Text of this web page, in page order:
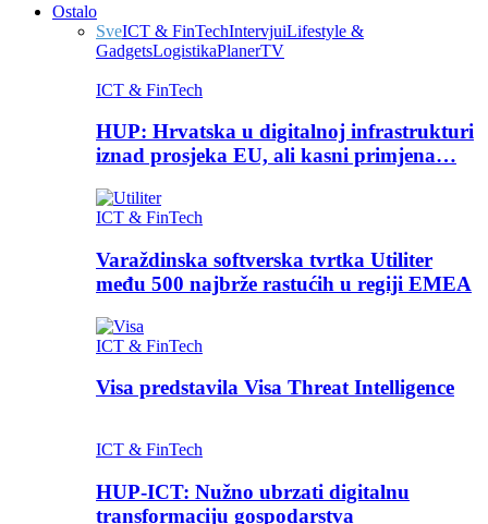
Ostalo
SveICT & FinTechIntervjuiLifestyle &
GadgetsLogistikaPlanerTV
ICT & FinTech
HUP: Hrvatska u digitalnoj infrastrukturi
iznad prosjeka EU, ali kasni primjena…
ICT & FinTech
Varaždinska softverska tvrtka Utiliter
među 500 najbrže rastućih u regiji EMEA
ICT & FinTech
Visa predstavila Visa Threat Intelligence
ICT & FinTech
HUP-ICT: Nužno ubrzati digitalnu
transformaciju gospodarstva